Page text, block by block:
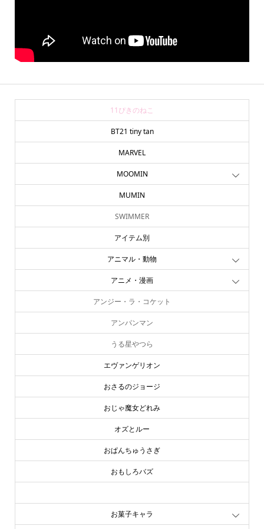
11ぴきのねこ
BT21 tiny tan
MARVEL
MOOMIN
MUMIN
SWIMMER
アイテム別
アニマル・動物
アニメ・漫画
アンジー・ラ・コケット
アンパンマン
うる星やつら
エヴァンゲリオン
おさるのジョージ
おじゃ魔女どれみ
オズとルー
おぱんちゅうさぎ
おもしろバズ
お菓子キャラ
company info share me!